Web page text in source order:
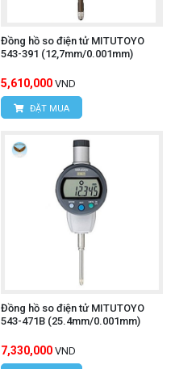
Đồng hồ so điện tử MITUTOYO
543-391 (12,7mm/0.001mm)
5,610,000 VND
ĐẶT MUA
Đồng hồ so điện tử MITUTOYO
543-471B (25.4mm/0.001mm)
7,330,000 VND